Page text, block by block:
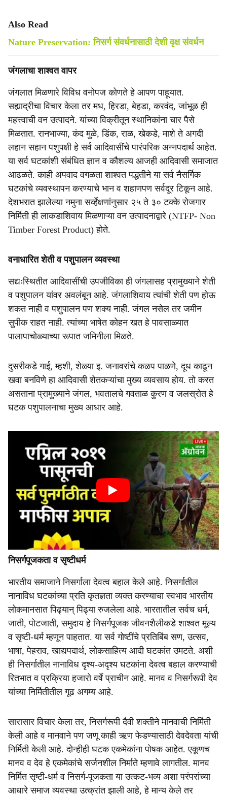
Also Read
Nature Preservation: निसर्ग संवर्धनासाठी देशी वृक्ष संवर्धन
जंगलाचा शाश्वत वापर
जंगलात मिळणारे विविध वनोपज कोणते हे आपण पाहूयात.
सह्याद्रीचा विचार केला तर मध, हिरडा, बेहडा, करवंद, जांभूळ ही
महत्त्वाची वन उत्पादने. यांच्या विक्रीतून स्थानिकांना चार पैसे
मिळतात. रानभाज्या, कंद मुळे, डिंक, राळ, खेकडे, माशे ते अगदी
लहान सहान पशुपक्षी हे सर्व आदिवासींचे पारंपरिक अन्नपदार्थ आहेत.
या सर्व घटकांशी संबंधित ज्ञान व कौशल्य आजही आदिवासी समाजात
आढळते. काही अपवाद वगळता शाश्वत पद्धतीने या सर्व नैसर्गिक
घटकांचे व्यवस्थापन करण्याचे भान व शहाणपण सर्वदूर टिकून आहे.
देशभरात झालेल्या नमुना सर्व्हेक्षणांनुसार २५ ते ३० टक्के रोजगार
निर्मिती ही लाकडाशिवाय मिळणाऱ्या वन उत्पादनाद्वारे (NTFP- Non
Timber Forest Product) होते.
वनाधारित शेती व पशुपालन व्यवस्था
सद्यःस्थितीत आदिवासींची उपजीविका ही जंगलासह प्रामुख्याने शेती
व पशुपालन यांवर अवलंबून आहे. जंगलाशिवाय त्यांची शेती पण होऊ
शकत नाही व पशुपालन पण शक्य नाही. जंगल नसेल तर जमीन
सुपीक राहत नाही. त्यांच्या भाषेत कोहन खत हे पावसाळ्यात
पालापाचोळ्याच्या रूपात जमिनीला मिळते.
दुसरीकडे गाई, म्हशी, शेळ्या इ. जनावरांचे कळप पाळणे, दूध काढून
खवा बनविणे हा आदिवासी शेतकऱ्यांचा मुख्य व्यवसाय होय. तो करत
असताना प्रामुख्याने जंगल, भवतालचे गवताळ कुरण व जलस्रोत हे
घटक पशुपालनाचा मुख्य आधार आहे.
निसर्गपूजकता व सृष्टीधर्म
भारतीय समाजाने निसर्गाला देवत्व बहाल केले आहे. निसर्गातील
नानाविध घटकांच्या प्रति कृतज्ञता व्यक्त करण्याचा स्वभाव भारतीय
लोकमानसात पिढ्यान् पिढ्या रुजलेला आहे. भारतातील सर्वच धर्म,
जाती, पोटजाती, समुदाय हे निसर्गपूजक जीवनशैलीकडे शाश्वत मूल्य
व सृष्टी-धर्म म्हणून पाहतात. या सर्व गोष्टींचे प्रतिबिंब सण, उत्सव,
भाषा, पेहराव, खाद्यपदार्थ, लोकसाहित्य आदी घटकांत उमटते. अशी
ही निसर्गातील नानाविध दृश्य-अदृश्य घटकांना देवत्व बहाल करण्याची
रितभात व प्रक्रिया हजारो वर्षे प्राचीन आहे. मानव व निसर्गरूपी देव
यांच्या निर्मितीतील गूढ अगम्य आहे.
सारासार विचार केला तर, निसर्गरूपी दैवी शक्तीने मानवाची निर्मिती
केली आहे व मानवाने पण जणू काही ऋण फेडण्यासाठी देवदेवता यांची
निर्मिती केली आहे. दोन्हीही घटक एकमेकांना पोषक आहेत. एकूणच
मानव व देव हे एकमेकांचे सर्जनशील निर्माते म्हणावे लागतील. मानव
निर्मित सृष्टी-धर्म व निसर्ग-पूजकता या उत्कट-भव्य अशा परंपरांच्या
आधारे समाज व्यवस्था उत्क्रांत झाली आहे, हे मान्य केले तर